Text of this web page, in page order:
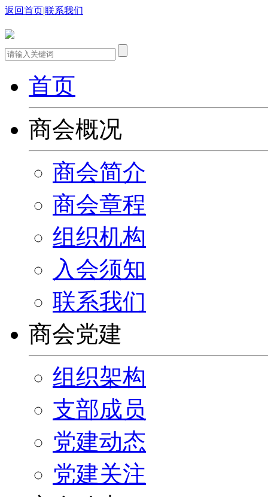
返回首页|联系我们
首页
商会概况
商会简介
商会章程
组织机构
入会须知
联系我们
商会党建
组织架构
支部成员
党建动态
党建关注